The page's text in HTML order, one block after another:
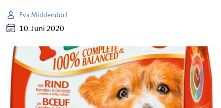
Eva Middendorf
10. Juni 2020